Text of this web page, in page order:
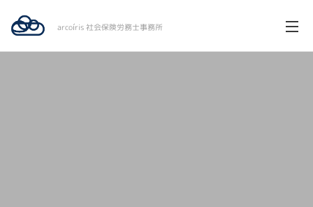
arcoíris 社会保険労務士事務所